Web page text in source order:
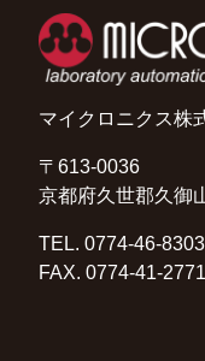
マイクロニクス株
〒613-0036
京都府久世郡久御
TEL. 0774-46-8303
FAX. 0774-41-2771